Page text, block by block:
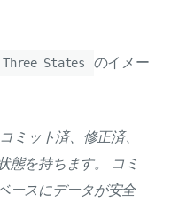
States
のイメー
ミット済、修正済、
態を持ちます。 コミ
ースにデータが安全